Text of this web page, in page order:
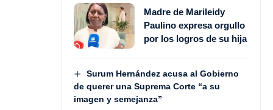
Madre de Marileidy
Paulino expresa orgullo
por los logros de su hija
Surum Hernández acusa al Gobierno
de querer una Suprema Corte “a su
imagen y semejanza”